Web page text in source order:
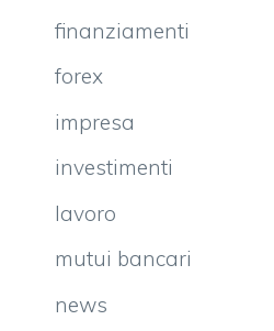
finanziamenti
forex
impresa
investimenti
lavoro
mutui bancari
news